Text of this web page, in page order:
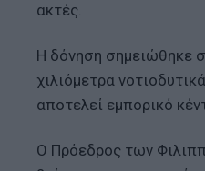
ακτές.
Η δόνηση σημειώθηκε
χιλιόμετρα
αποτελεί εμπορικό
Ο Πρόεδρος των